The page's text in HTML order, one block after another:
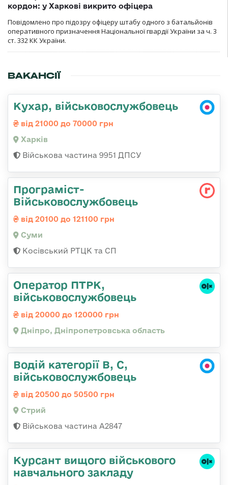
кордон: у Харкові викрито офіцера
Повідомлено про підозру офіцеру штабу одного з батальйонів
оперативного призначення Національної гвардії України за ч. 3
ст. 332 КК України.
ВАКАНСІЇ
Кухар, військовослужбовець
від 21000 до 70000 грн
Харків
Військова частина 9951 ДПСУ
Програміст-
Військовослужбовець
від 20100 до 121100 грн
Суми
Косівський РТЦК та СП
Оператор ПТРК,
військовослужбовець
від 20000 до 120000 грн
Дніпро, Дніпропетровська область
Водій категорії B, C,
військовослужбовець
від 20500 до 50500 грн
Стрий
Військова частина А2847
Курсант вищого військового
навчального закладу